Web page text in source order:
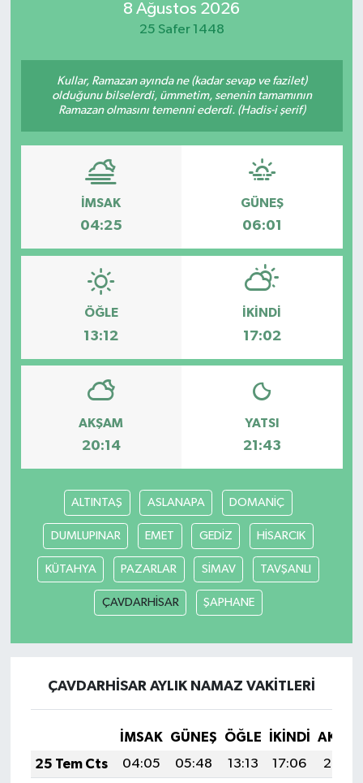
8 Ağustos 2026
25 Safer 1448
Kullar, Ramazan ayında ne (kadar sevap ve fazilet)
olduğunu bilselerdi, ümmetim, senenin tamamının
Ramazan olmasını temenni ederdi. (Hadis-i şerif)
İMSAK
04:25
GÜNEŞ
06:01
ÖĞLE
13:12
İKINDI
17:02
AKŞAM
20:14
YATSI
21:43
ALTINTAŞ ASLANAPA DOMANİÇ
DUMLUPINAR EMET GEDİZ HİSARCIK
KÜTAHYA PAZARLAR SİMAV TAVŞANLI
ÇAVDARHİSAR ŞAPHANE
ÇAVDARHİSAR AYLIK NAMAZ VAKITLERI
İMSAK GÜNEŞ ÖĞLE İKINDI
25 Tem Cts
04:05 05:48 13:13 17:06
20:28
Magazin
Resmi İlan
Siyaset
Teknoloji
Yaşam